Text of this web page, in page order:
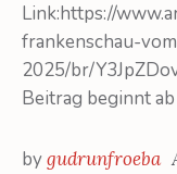
Link:https://
frankenschau-
2025/br/
Beitrag beginnt
bygudrunfroeba